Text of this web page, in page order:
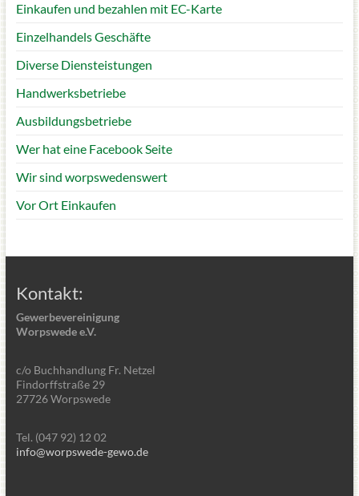
Einkaufen und bezahlen mit EC-Karte
Einzelhandels Geschäfte
Diverse Diensteistungen
Handwerksbetriebe
Ausbildungsbetriebe
Wer hat eine Facebook Seite
Wir sind worpswedenswert
Vor Ort Einkaufen
Kontakt:
Gewerbevereinigung
Worpswede e.V.
c/o Buchhandlung Fr. Netzel
Findorffstraße 29
27726 Worpswede
Tel. (047 92) 12 02
info@worpswede-gewo.de